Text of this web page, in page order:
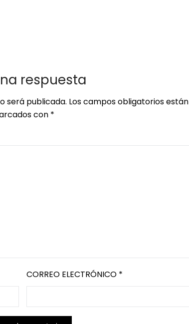
respuesta
será publicada. Los campos obligatorios están
con *
CORREO ELECTRÓNICO *